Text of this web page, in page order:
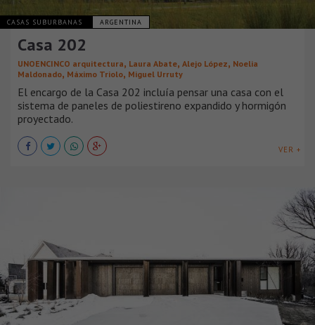
CASAS SUBURBANAS ARGENTINA
Casa 202
UNOENCINCO arquitectura, Laura Abate, Alejo López, Noelia
Maldonado, Máximo Triolo, Miguel Urruty
El encargo de la Casa 202 incluía pensar una casa con el
sistema de paneles de poliestireno expandido y hormigón
proyectado.
VER +